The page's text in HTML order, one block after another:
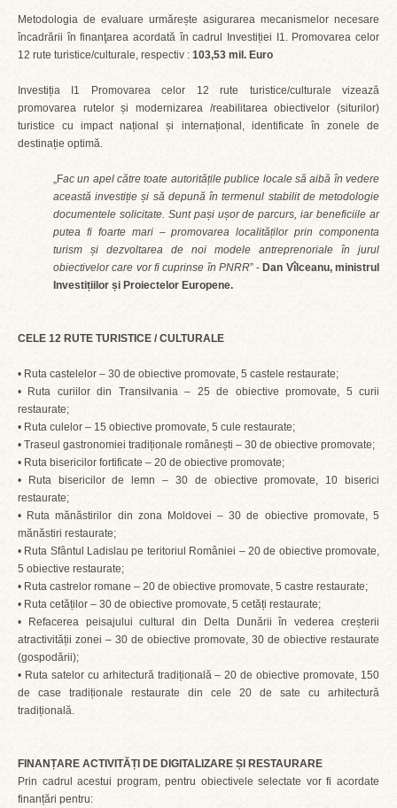
Metodologia de evaluare urmărește asigurarea mecanismelor necesare
încadrării în finanţarea acordată în cadrul Investiției I1. Promovarea celor
12 rute turistice/culturale, respectiv : 103,53 mil. Euro
Investiția I1 Promovarea celor 12 rute turistice/culturale vizează
promovarea rutelor și modernizarea /reabilitarea obiectivelor (siturilor)
turistice cu impact național și internațional, identificate în zonele de
destinație optimă.
„Fac un apel către toate autoritățile publice locale să aibă în vedere
această investiție și să depună în termenul stabilit de metodologie
documentele solicitate. Sunt pași ușor de parcurs, iar beneficiile ar
putea fi foarte mari – promovarea localităților prin componenta
turism și dezvoltarea de noi modele antreprenoriale în jurul
obiectivelor care vor fi cuprinse în PNRR” - Dan Vîlceanu, ministrul
Investițiilor și Proiectelor Europene.
CELE 12 RUTE TURISTICE / CULTURALE
• Ruta castelelor – 30 de obiective promovate, 5 castele restaurate;
• Ruta curiilor din Transilvania – 25 de obiective promovate, 5 curii
restaurate;
• Ruta culelor – 15 obiective promovate, 5 cule restaurate;
• Traseul gastronomiei tradiționale românești – 30 de obiective promovate;
• Ruta bisericilor fortificate – 20 de obiective promovate;
• Ruta bisericilor de lemn – 30 de obiective promovate, 10 biserici
restaurate;
• Ruta mănăstirilor din zona Moldovei – 30 de obiective promovate, 5
mănăstiri restaurate;
• Ruta Sfântul Ladislau pe teritoriul României – 20 de obiective promovate,
5 obiective restaurate;
• Ruta castrelor romane – 20 de obiective promovate, 5 castre restaurate;
• Ruta cetăților – 30 de obiective promovate, 5 cetăți restaurate;
• Refacerea peisajului cultural din Delta Dunării în vederea creșterii
atractivității zonei – 30 de obiective promovate, 30 de obiective restaurate
(gospodării);
• Ruta satelor cu arhitectură tradițională – 20 de obiective promovate, 150
de case tradiționale restaurate din cele 20 de sate cu arhitectură
tradițională.
FINANȚARE ACTIVITĂȚI DE DIGITALIZARE ȘI RESTAURARE
Prin cadrul acestui program, pentru obiectivele selectate vor fi acordate
finanțări pentru: